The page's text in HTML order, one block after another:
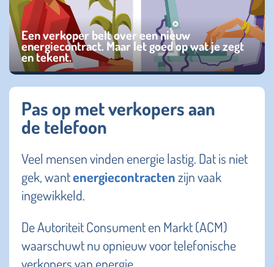
Een verkoper belt over een nieuw
energiecontract. Maar let goed op wat je zegt
en tekent.
Pas op met verkopers aan
de telefoon
Veel mensen vinden energie lastig. Dat is niet
gek, wantenergiecontractenzijn vaak
ingewikkeld.
De Autoriteit Consument en Markt (ACM)
waarschuwt nu opnieuw voor telefonische
verkopers van energie.